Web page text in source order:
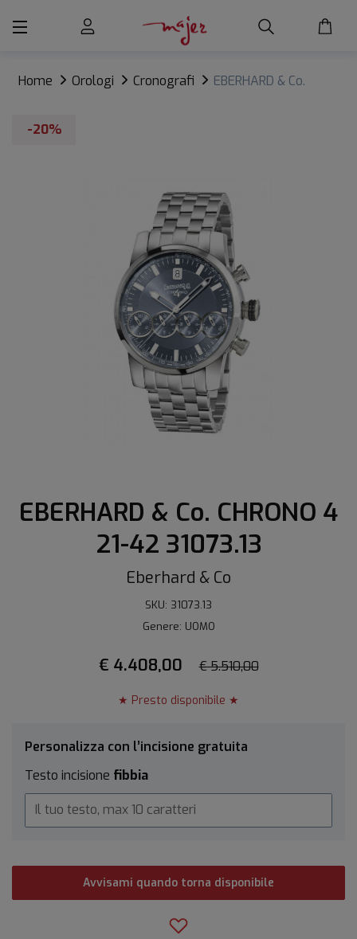
Home Orologi Cronografi
EBERHARD & Co.
-20%
EBERHARD & Co. CHRONO 4
21-42 31073.13
Eberhard & Co
SKU: 31073.13
Genere: UOMO
€ 4.408,00 € 5.510,00
★ Presto disponibile ★
Personalizza con l’incisione gratuita
Testo incisione fibbia
Avvisami quando torna disponibile